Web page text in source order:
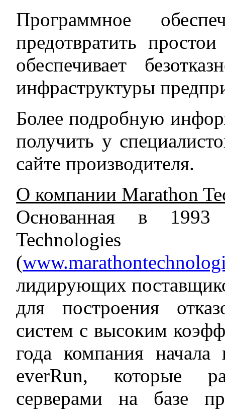
Программное
предотвратить
обеспечивает
инфраструктуры
Более подробную
получить у
сайте производителя.
О компании Marathon
Основанная в 1993
(
лидирующих
для построения
систем с высоким
года компания начала
everRun, которые
серверами на базе